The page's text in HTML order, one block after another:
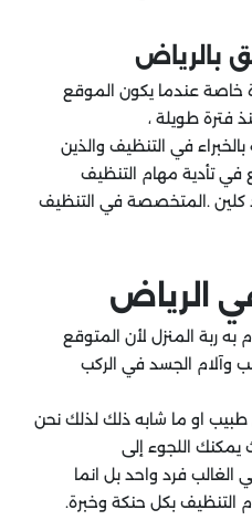
بالرياض
خاصة عندما يكون الموقع
فترة طويلة ،
في التنظيف والذين
في تأدية مهام التنظيف
كلين .المتخصصة في التنظيف
الرياض
ربة المنزل لأن المتوقع
وآلام الجسد في الركب
او ما شابه ذلك لذلك نحن
اللجوء إلى
فرد واحد بل انما
التنظيف بكل حنكة وخبرة.